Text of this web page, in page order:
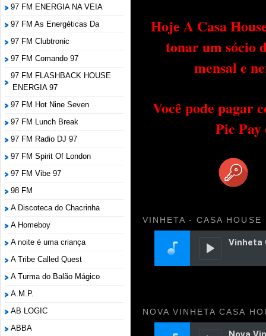
97 FM ENERGIA NA VEIA
97 FM As Energéticas Da
97 FM Clubtronic
97 FM Comando 97
97 FM FLASHBACK HOUSE
ENERGIA 97
97 FM Hot Nine Seven
97 FM Lunch Break
97 FM Radio DJ 97
97 FM Spirit Of London
97 FM Vibe 97
98 FM
A Discoteca do Chacrinha
A Homeboy
A noite é uma criança
A Tribe Called Quest
A Turma do Balão Mágico
A.M.P.
AB LOGIC
ABBA
Hoje A Casa
tonar um sócio
mensal e
Você pode pagar
Pic
VINHETA - CASA HOUSE
NOVA VINHETA CASA